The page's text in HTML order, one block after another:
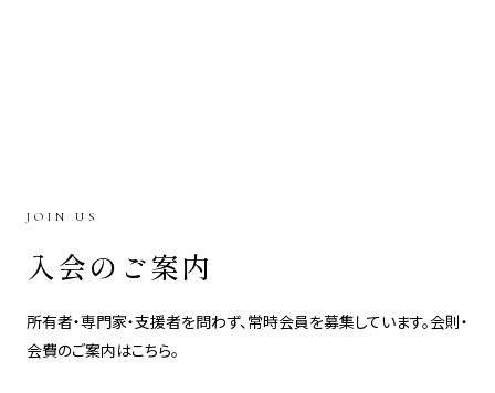
JOIN US
入会のご案内
所有者・専門家・支援者を問わず、常時会員を募集しています。会則・
会費のご案内はこちら。